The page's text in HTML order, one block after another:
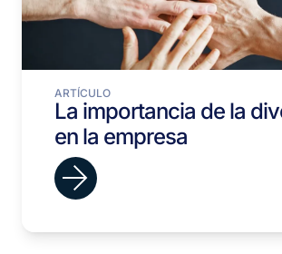
ARTÍCULO
La importancia de la
en la empresa